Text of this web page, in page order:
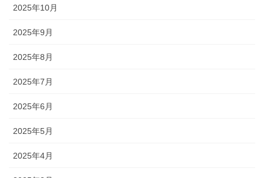
2025年10月
2025年9月
2025年8月
2025年7月
2025年6月
2025年5月
2025年4月